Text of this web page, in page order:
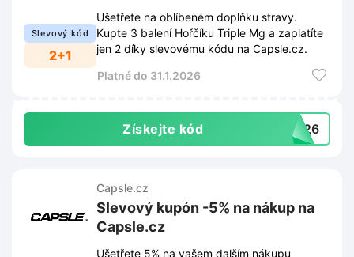
Slevový kód
2+1
Ušetřete na oblíbeném doplňku stravy.
Kupte 3 balení Hořčíku Triple Mg a zaplatíte
jen 2 díky slevovému kódu na Capsle.cz.
Platné do 31.1.2026
Získejte kód MG26
Capsle.cz
Slevový kupón -5% na nákup na
Capsle.cz
Ušetřete 5% na vašem dalším nákupu